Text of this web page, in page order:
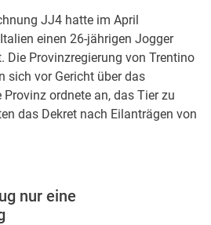
JJ4 hatte im April
einen 26-jährigen Jogger
Die Provinzregierung von Trentino
sich vor Gericht über das
ordnete an, das Tier zu
das Dekret nach Eilanträgen von
nur eine